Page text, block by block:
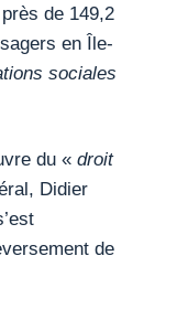
de 149,2
en Île-
sociales
du « droit
Didier
de